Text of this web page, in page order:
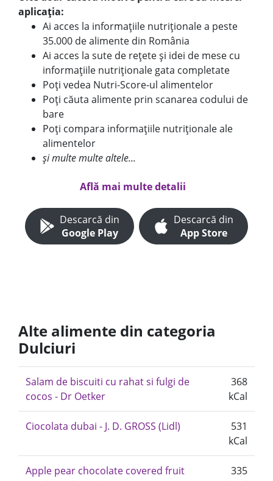
aplicația:
Ai acces la informațiile nutriționale a peste
35.000 de alimente din România
Ai acces la sute de rețete și idei de mese cu
informațiile nutriționale gata completate
Poți vedea Nutri-Score-ul alimentelor
Poți căuta alimente prin scanarea codului de
bare
Poți compara informațiile nutriționale ale
alimentelor
și multe multe altele...
Află mai multe detalii
Descarcă din
Google Play
Descarcă din
App Store
Alte alimente din categoria
Dulciuri
Salam de biscuiti cu rahat si fulgi de
cocos - Dr Oetker
368
kCal
Ciocolata dubai - J. D. GROSS (Lidl)
531
kCal
Apple pear chocolate covered fruit
335